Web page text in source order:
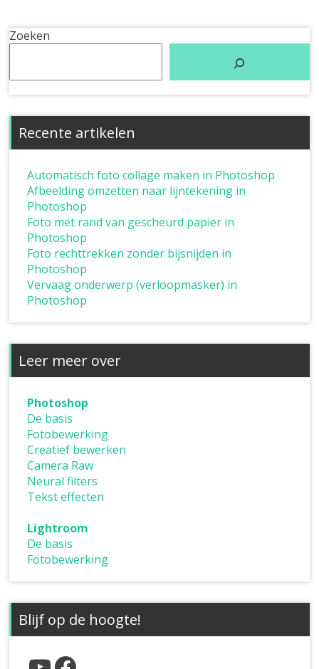
Zoeken
Recente artikelen
Automatisch foto collage maken in Photoshop
Afbeelding omzetten naar lijntekening in
Photoshop
Foto met rand van gescheurd papier in
Photoshop
Foto rechttrekken zonder bijsnijden in
Photoshop
Vervaag onderwerp (verloopmasker) in
Photoshop
Leer meer over
Photoshop
De basis
Fotobewerking
Creatief bewerken
Camera Raw
Neural filters
Tekst effecten
Lightroom
De basis
Fotobewerking
Blijf op de hoogte!